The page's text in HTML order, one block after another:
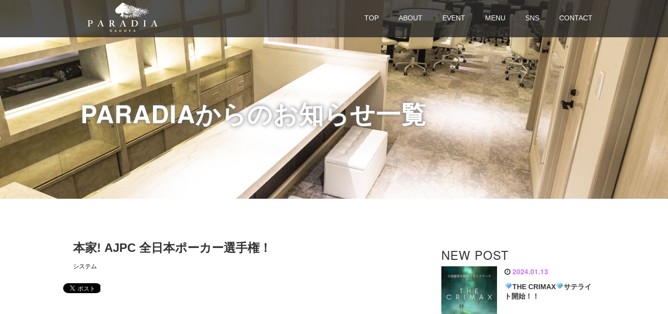
TOP ABOUT EVENT MENU SNS CONTACT
PARADIAからのお知らせ一覧
本家! AJPC 全日本ポーカー選手権！
システム
NEW POST
2024.01.13
THE CRIMAX
サテライ
ト開始！！